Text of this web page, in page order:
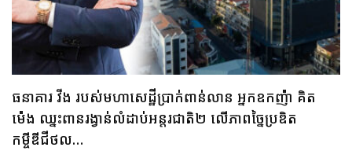
ធនាគារ វីង របស់មហាសេដ្ឋីប្រាក់ពាន់លាន អ្នកឧកញ៉ា គិត
ម៉េង ឈ្នះពានរង្វាន់លំដាប់អន្តរជាតិ២ លើភាពច្នៃប្រឌិត
កម្ចីឌីជីថល…